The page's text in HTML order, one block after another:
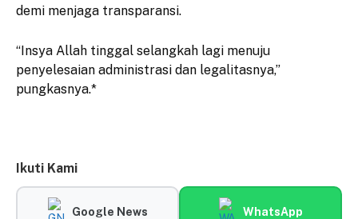
demi menjaga transparansi.
“Insya Allah tinggal selangkah lagi menuju
penyelesaian administrasi dan legalitasnya,”
pungkasnya.*
Ikuti Kami
Google News WhatsApp